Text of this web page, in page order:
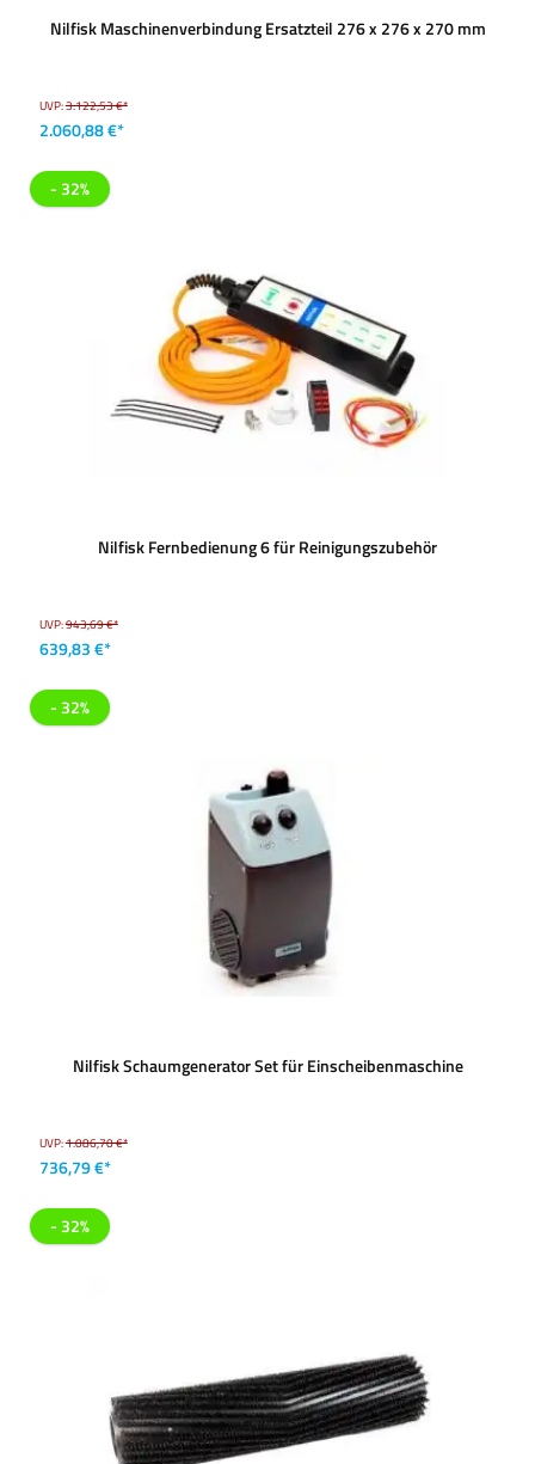
Nilfisk Maschinenverbindung Ersatzteil 276 x 276 x 270 mm
UVP:3.122,53 €*
2.060,88 €*
- 32%
Nilfisk Fernbedienung 6 für Reinigungszubehör
UVP:943,69 €*
639,83 €*
- 32%
Nilfisk Schaumgenerator Set für Einscheibenmaschine
UVP:1.086,70 €*
736,79 €*
- 32%